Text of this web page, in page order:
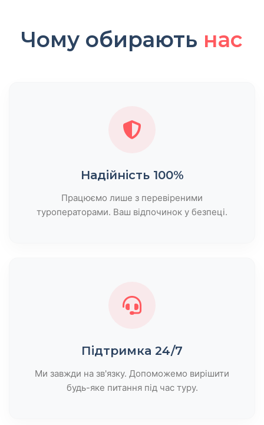
Чому обирають нас
Надійність 100%
Працюємо лише з перевіреними
туроператорами. Ваш відпочинок у безпеці.
Підтримка 24/7
Ми завжди на зв'язку. Допоможемо вирішити
будь-яке питання під час туру.